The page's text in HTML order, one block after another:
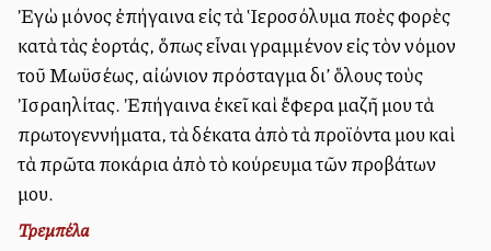
Ἐγὼ μόνος ἐπήγαινα εἰς τὰ Ἱεροσόλυμα πολλὲς φορὲς
κατὰ τὰς ἑορτάς, ὅπως εἶναι γραμμένον εἰς τὸν νόμον
τοῦ Μωϋσέως, αἰώνιον πρόσταγμα δι’ ὅλους τοὺς
Ἰσραηλίτας. Ἐπήγαινα ἐκεῖ καὶ ἔφερα μαζῆ μου τὰ
πρωτογεννήματα, τὰ δέκατα ἀπὸ τὰ προϊόντα μου καὶ
τὰ πρῶτα ποκάρια ἀπὸ τὸ κούρευμα τῶν προβάτων
μου.
Τρεμπέλα